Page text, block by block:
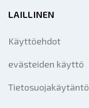
LAILLINEN
Käyttöehdot
evästeiden käyttö
Tietosuojakäytäntö